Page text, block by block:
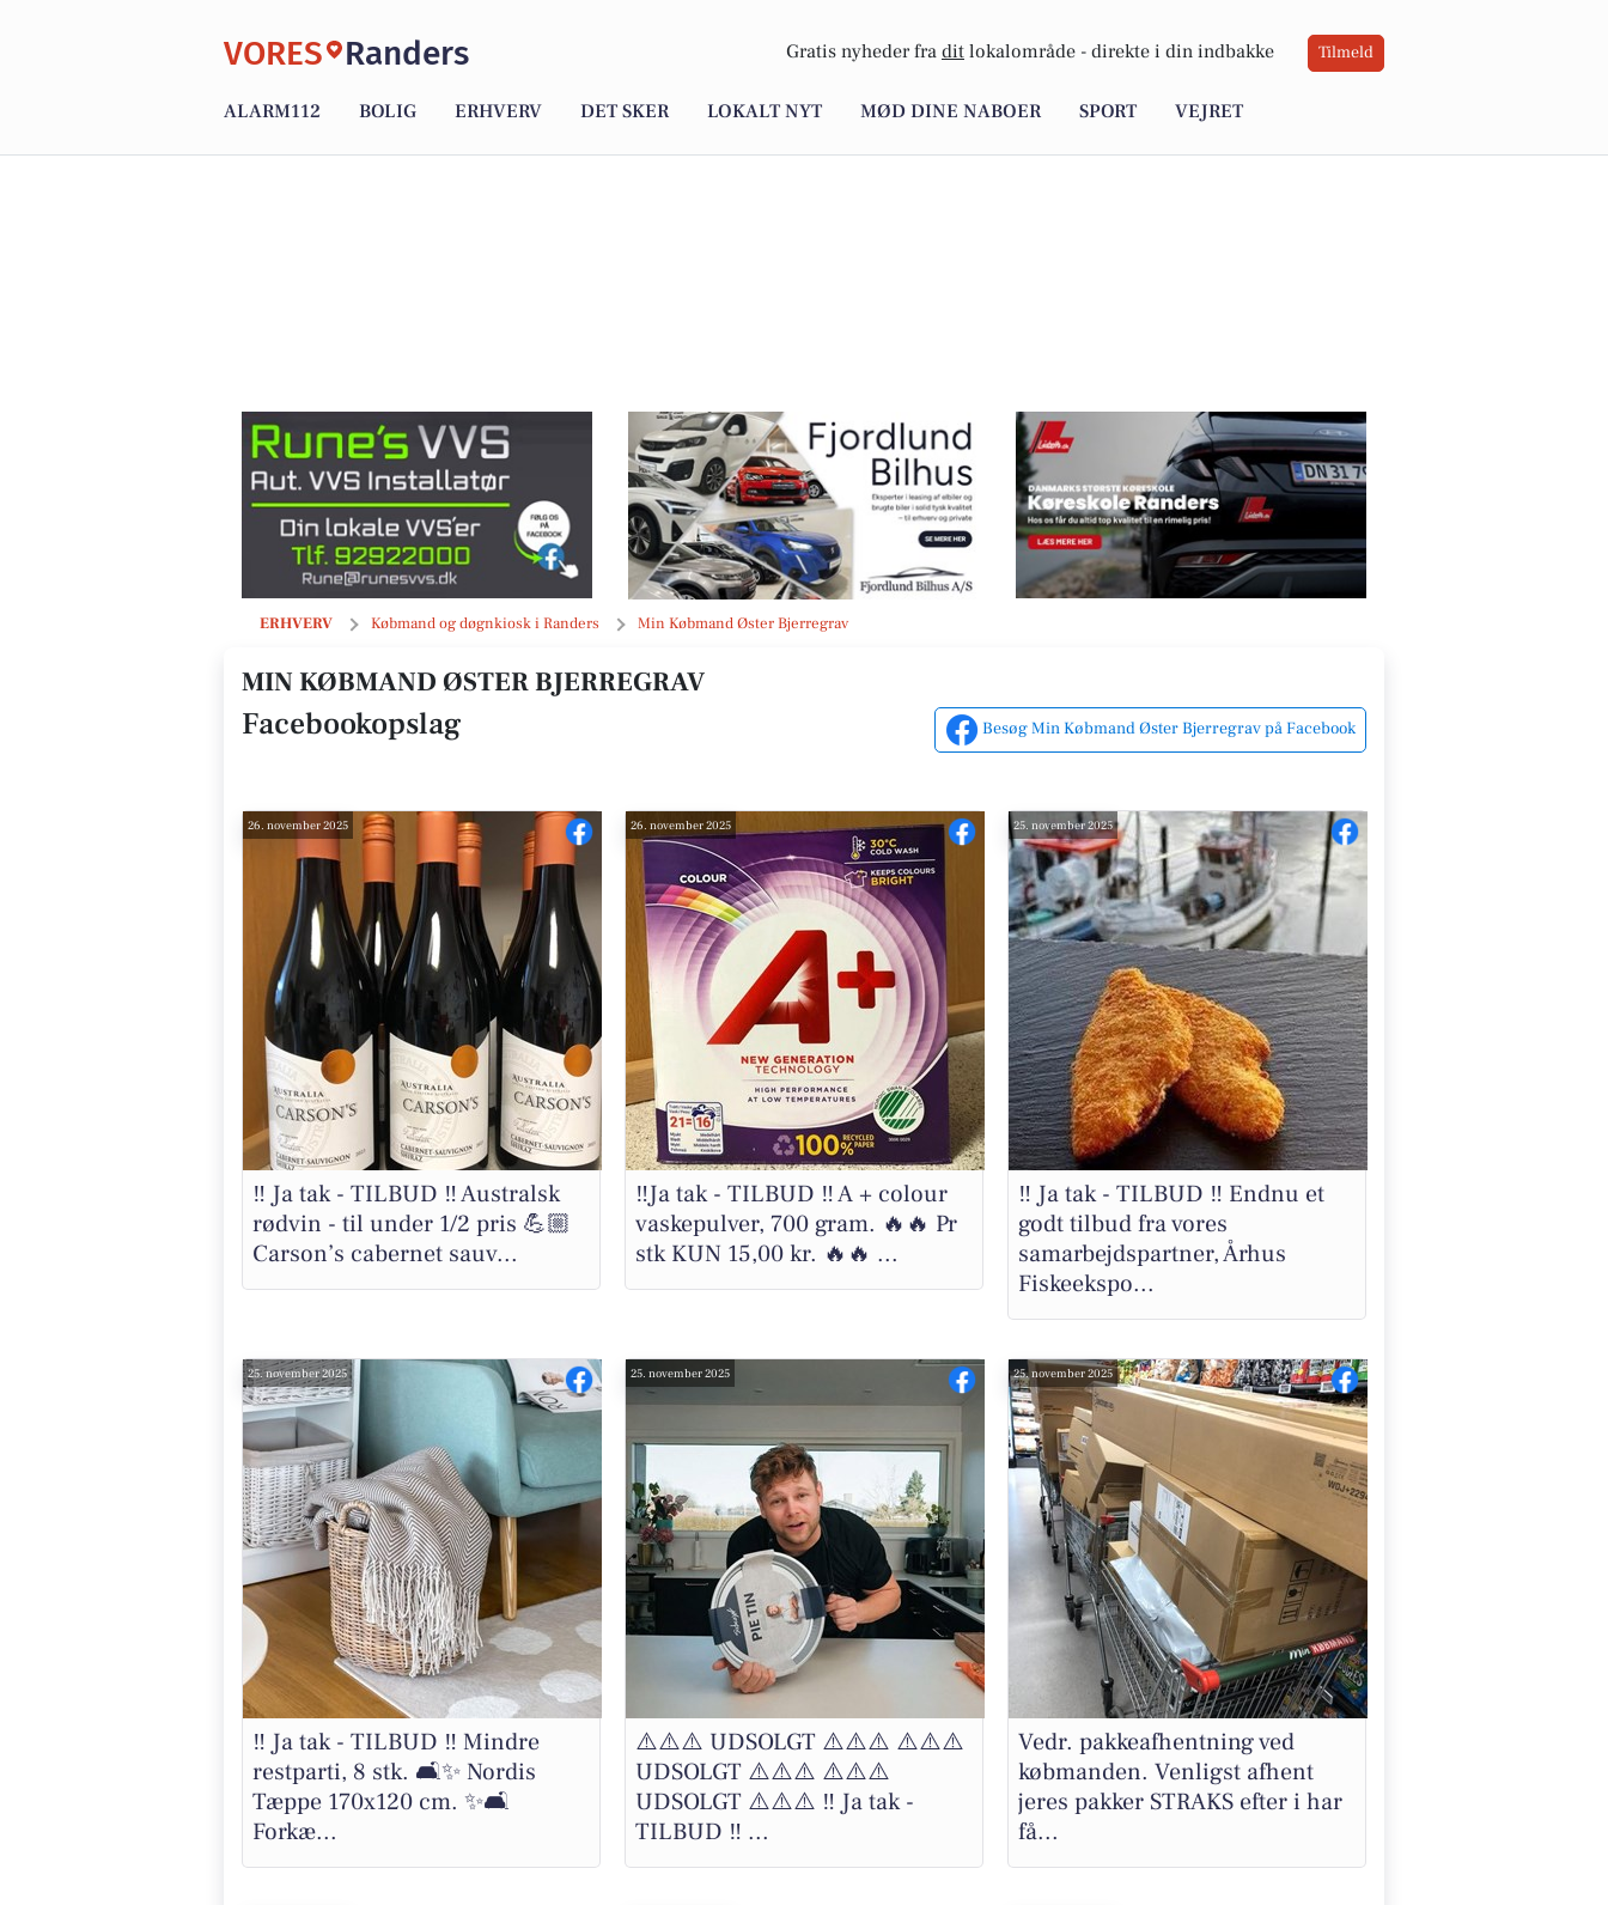
VORES Randers Gratis nyheder fra dit lokalområde - direkte i din indbakke Tilmeld
ALARM112 BOLIG ERHVERV DET SKER LOKALT NYT MØD DINE NABOER SPORT VEJRET
ERHVERV Købmand og døgnkiosk i Randers Min Købmand Øster Bjerregrav
Opslag
MIN KØBMAND ØSTER BJERREGRAV
Facebookopslag Besøg Min Købmand Øster Bjerregrav på Facebook
26. november 2025
‼️ Ja tak - TILBUD ‼️ Australsk
rødvin - til under 1/2 pris 💪🏼
Carson’s cabernet sauv...
26. november 2025
‼️Ja tak - TILBUD ‼️ A + colour
vaskepulver, 700 gram. 🔥🔥 Pr
stk KUN 15,00 kr. 🔥🔥 ...
25. november 2025
‼️ Ja tak - TILBUD ‼️ Endnu et
godt tilbud fra vores
samarbejdspartner, Århus
Fiskeekspo...
25. november 2025
‼️ Ja tak - TILBUD ‼️ Mindre
restparti, 8 stk. 🛋✨ Nordis
Tæppe 170x120 cm. ✨🛋
Forkæ...
25. november 2025
⚠️⚠️⚠️ UDSOLGT ⚠️⚠️⚠️ ⚠️⚠️⚠️
UDSOLGT ⚠️⚠️⚠️ ⚠️⚠️⚠️
UDSOLGT ⚠️⚠️⚠️ ‼️ Ja tak -
TILBUD ‼️ ...
25. november 2025
Vedr. pakkeafhentning ved
købmanden. Venligst afhent
jeres pakker STRAKS efter i har
få...